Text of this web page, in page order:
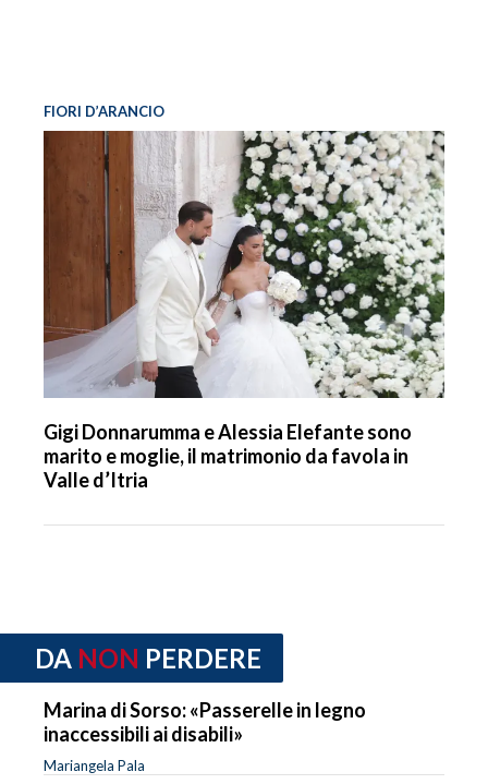
FIORI D’ARANCIO
Gigi Donnarumma e Alessia Elefante sono
marito e moglie, il matrimonio da favola in
Valle d’Itria
DA NON PERDERE
Marina di Sorso: «Passerelle in legno
inaccessibili ai disabili»
Mariangela Pala